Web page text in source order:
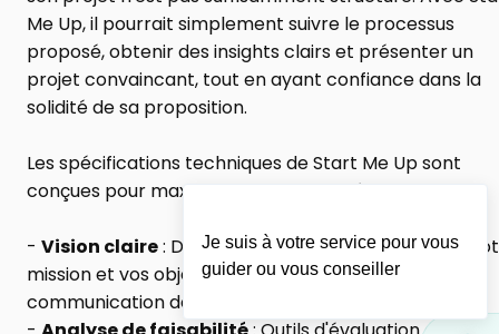
Me Up, il pourrait simplement suivre le processus
proposé, obtenir des insights clairs et présenter un
projet convaincant, tout en ayant confiance dans la
solidité de sa proposition.
Les spécifications techniques de Start Me Up sont
conçues pour maximiser son efficacité :
- Vision claire : Des templates guidés pour définir
mission et vos objectifs, permettant une meilleure
communication de votre projet.
Je suis à votre service pour vous
guider ou vous conseiller